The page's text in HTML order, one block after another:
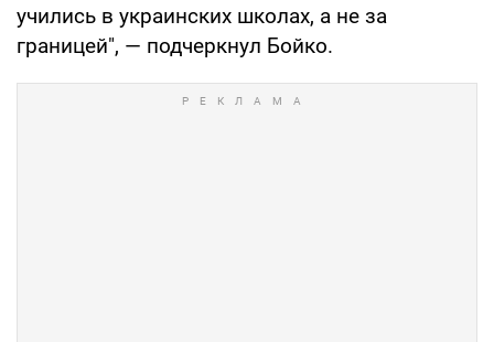
учились в украинских школах, а не за
границей", — подчеркнул Бойко.